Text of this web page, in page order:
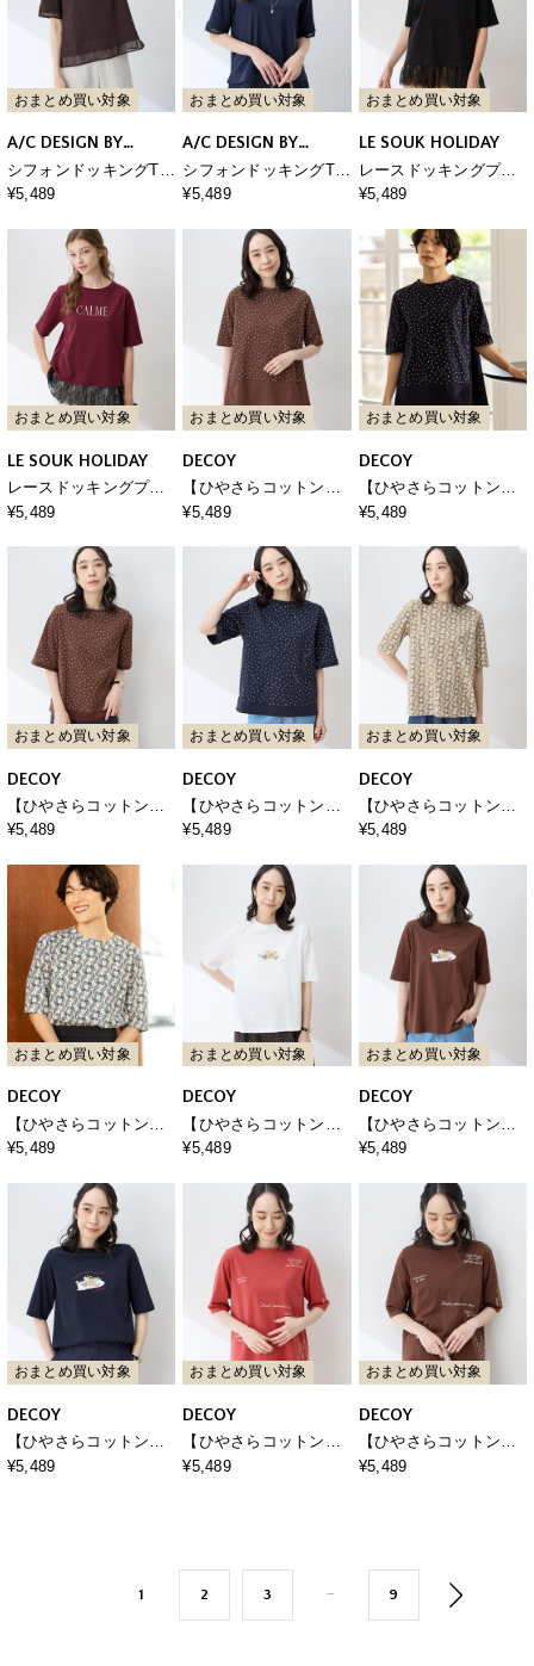
おまとめ買い対象
A/C DESIGN BY
ALPHA CUBIC
シフォンドッキングTシ
ャツ【接触冷感・UVカ
¥5,489
おまとめ買い対象
A/C DESIGN BY
ALPHA CUBIC
シフォンドッキングTシ
ャツ【接触冷感・UVカ
¥5,489
おまとめ買い対象
LE SOUK HOLIDAY
レースドッキングプリ
ントTシャツ【接触冷
¥5,489
おまとめ買い対象
LE SOUK HOLIDAY
レースドッキングプリ
ントTシャツ【接触冷
¥5,489
おまとめ買い対象
DECOY
【ひやさらコットン】
ドットプリント5分袖T
冷感・UVカット】
¥5,489
おまとめ買い対象
DECOY
【ひやさらコットン】
ドットプリント5分袖T
冷感・UVカット】
¥5,489
おまとめ買い対象
DECOY
【ひやさらコットン】
ドットプリント5分袖カ
100％・接触冷感・UV
カット】
¥5,489
おまとめ買い対象
DECOY
【ひやさらコットン】
ドットプリント5分袖カ
100％・接触冷感・UV
¥5,489
おまとめ買い対象
DECOY
【ひやさらコットン】
バックタックペイズリ
ツ【綿100％・接触冷
感・UVカット】
¥5,489
おまとめ買い対象
DECOY
【ひやさらコットン】
バックタックペイズリ
ツ【綿100％・接触冷
感・UVカット】
¥5,489
おまとめ買い対象
DECOY
【ひやさらコットン】
モックネックベジタブ
ツ【綿100％・接触冷
感・UVカット】
¥5,489
おまとめ買い対象
DECOY
【ひやさらコットン】
モックネックベジタブ
ツ【綿100％・接触冷
感・UVカット】
¥5,489
おまとめ買い対象
DECOY
【ひやさらコットン】
モックネックベジタブ
¥5,489
おまとめ買い対象
DECOY
【ひやさらコットン】
メッセージプリントバ
¥5,489
おまとめ買い対象
DECOY
【ひやさらコットン】
メッセージプリントバ
¥5,489
1 2 3 ･･･ 9